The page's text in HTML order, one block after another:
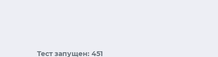
Тест запущен: 451